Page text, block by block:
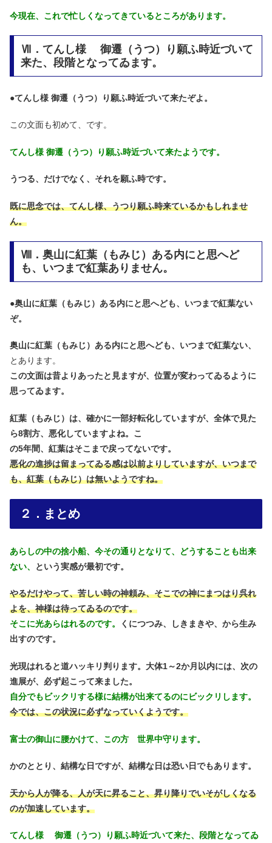
今現在、これで忙しくなってきているところがあります。
Ⅶ．てんし様 御遷（うつ）り願ふ時近づいて
来た、段階となってゐます。
●てんし様 御遷（うつ）り願ふ時近づいて来たぞよ。
この文面も初めて、です。
てんし様 御遷（うつ）り願ふ時近づいて来たようです。
うつる、だけでなく、それを願ふ時です。
既に思念では、てんし様、うつり願ふ時来ているかもしれませ
ん。
Ⅷ．奥山に紅葉（もみじ）ある内にと思へど
も、いつまで紅葉ありません。
●奥山に紅葉（もみじ）ある内にと思へども、いつまで紅葉ない
ぞ。
奥山に紅葉（もみじ）ある内にと思へども、いつまで紅葉ない、
とあります。
この文面は昔よりあったと見ますが、位置が変わってゐるように
思ってゐます。
紅葉（もみじ）は、確かに一部好転化していますが、全体で見た
ら8割方、 悪化していますよね。こ
の5年間、紅葉はそこまで戻ってないです。
悪化の進捗は留まってゐる感は以前よりしていますが、いつまで
も、紅葉（もみじ）は無いようですね。
２．まとめ
あらしの中の捨小船、今その通りとなりて、どうすることも出来
ない、
という実感が最初です。
やるだけやって、苦しい時の神頼み、そこでの神にまつはり呉れ
よを、神様は待ってゐるのです。
そこに光あらはれるのです。
くにつつみ、しきまきや、から生み
出すのです。
光現はれると道ハッキリ判ります。大体1～2か月以内には、次の
進展が、必ず起こって来ました。
自分でもビックリする様に結構が出来てるのにビックリします。
今では、この状況に必ずなっていくようです。
富士の御山に腰かけて、この方 世界中守ります。
かのととり、結構な日ですが、結構な日は恐い日でもあります。
天から人が降る、人が天に昇ること、昇り降りでいそがしくなる
のが加速しています。
てんし様 御遷（うつ）り願ふ時近づいて来た、段階となってゐ